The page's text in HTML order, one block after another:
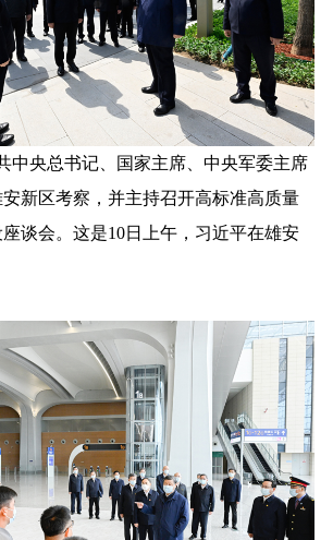
央总书记、国家主席、中央军委主席
新区考察，并主持召开高标准高质量
谈会。这是10日上午，习近平在雄安